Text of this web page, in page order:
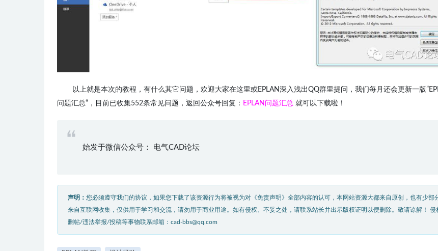
以上就是本次的教程，有什么其它问题，欢迎大家在这里或EPLAN深入浅出QQ群里提问，我们每月还会更新一版
问题汇总“，目前已收集552条常见问题，返回公众号回复： EPLAN 问题汇总 就可以下载啦！
始发于微信公众号： 电气CAD论坛
声明： 您必须遵守我们的协议，如果您下载了该资源行为将被视为对《免责声明》全部内容的认可，本网站资源大都来自原创，也有少部
来自互联网收集，仅供用于学习和交流，请勿用于商业用途。如有侵权、不妥之处，请联系站长并出示版权证明以便删除。敬请谅解！ 侵
删帖/违法举报/投稿等事物联系邮箱：cad-bbs@qq.com